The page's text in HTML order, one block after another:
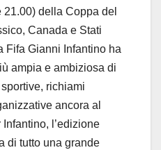
della Coppa del
Canada e Stati
Fifa Gianni Infantino ha
ampia e ambiziosa di
richiami
ancora al
l’edizione
di tutto una grande